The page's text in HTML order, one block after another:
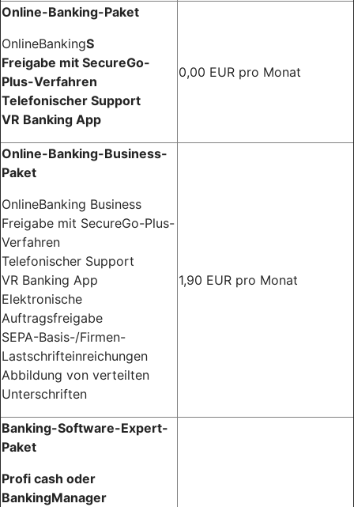
Online-Banking-Paket
OnlineBankingS
Freigabe mit SecureGo-
Plus-Verfahren
Telefonischer Support
VR Banking App
0,00 EUR pro Monat
Online-Banking-Business-
Paket
OnlineBanking Business
Freigabe mit SecureGo-Plus-
Verfahren
Telefonischer Support
VR Banking App
Elektronische
Auftragsfreigabe
SEPA-Basis-/Firmen-
Lastschrifteinreichungen
Abbildung von verteilten
Unterschriften
1,90 EUR pro Monat
Banking-Software-Expert-
Paket
Profi cash oder
BankingManager